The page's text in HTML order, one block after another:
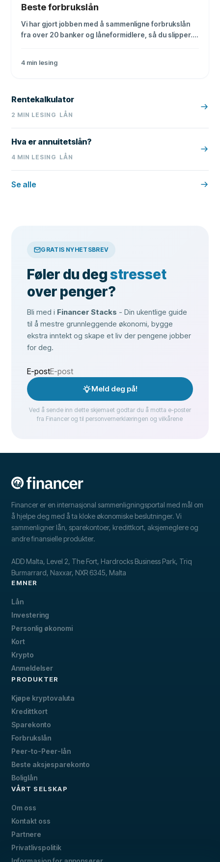
Beste forbrukslån
Vi har gjort jobben med å sammenligne forbrukslån
fra over 20 banker og låneformidlere, så du slipper.
4 min lesing
Rentekalkulator
2 MIN LESING LÅN
Hva er annuitetslån?
4 MIN LESING LÅN
Se alle
GRATIS NYHETSBREV
Føler du degstresset
over penger?
Bli med i Financer Stacks - Din ukentlige guide
til å mestre grunnleggende økonomi, bygge
ekstra inntekt og skape et liv der pengene jobber
for deg.
E-post
Meld deg på!
Ved å sende inn dette skjemaet godtar du å motta e-poster
fra Financer og til personvernerklæringen og vilkårene
Financer er en internasjonal sammenligningsportal med mål om
å hjelpe deg med å ta kloke økonomiske beslutninger. Vi
sammenligner lån, sparekontoer, kredittkort, aksjemeglere og
andre finansielle produkter.
ADD Malta, Level 2, The Fort, Hardrocks Business Park, Triq
Burmarrard, Naxxar, NXR 6345, Malta
EMNER
Lån
Investering
Personlig økonomi
Kort
Krypto
Anmeldelser
PRODUKTER
Kjøpe kryptovaluta
Kredittkort
Sparekonto
Forbrukslån
Peer-to-Peer-lån
Beste aksjesparekonto
Boliglån
VÅRT SELSKAP
Om oss
Kontakt oss
Partnere
Privatlivspolitik